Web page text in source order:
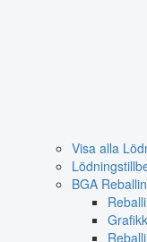
Visa alla
BGA